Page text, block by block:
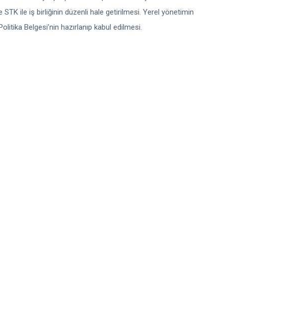
STK ile iş birliğinin düzenli hale getirilmesi. Yerel yönetimin
Belgesi’nin hazırlanıp kabul edilmesi.